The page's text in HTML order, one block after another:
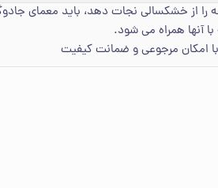
را از خشکسالی نجات دهد، باید معمای
آنها همراه می شود.
امکان مرجوعی و ضمانت کیفیت